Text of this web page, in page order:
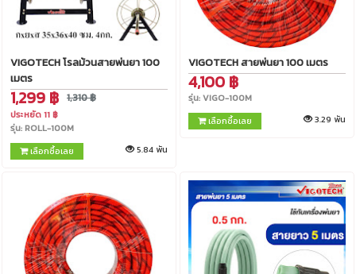
VIGOTECH โรลม้วนสายพ่นยา 100
เมตร
1,299 ฿ 1,310 ฿
ประหยัด 11 ฿
รุ่น: ROLL-100M
เลือกซื้อเลย
5.84 พัน
VIGOTECH สายพ่นยา 100 เมตร
4,100 ฿
รุ่น: VIGO-100M
เลือกซื้อเลย
3.29 พัน